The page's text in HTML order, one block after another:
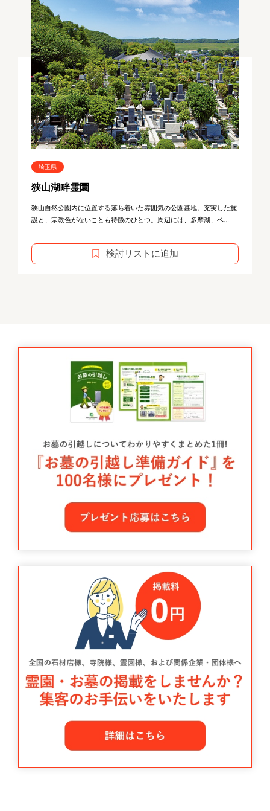
埼玉県
狭山湖畔霊園
狭山自然公園内に位置する落ち着いた雰囲気の公園墓地。充実した施
設と、宗教色がないことも特徴のひとつ。周辺には、多摩湖、ベ...
検討リストに追加